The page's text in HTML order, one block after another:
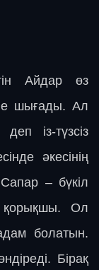
Айдар өз
шығады. Ал
із-түзсіз
әкесінің
– бүкіл
қорықшы. Ол
болатын.
Бірақ